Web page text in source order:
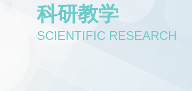
科研教学
SCIENTIFIC RESEARCH